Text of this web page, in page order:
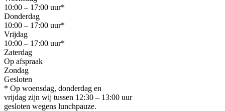
10:00 – 17:00 uur*
Donderdag
10:00 – 17:00 uur*
Vrijdag
10:00 – 17:00 uur*
Zaterdag
Op afspraak
Zondag
Gesloten
* Op woensdag, donderdag en
vrijdag zijn wij tussen 12:30 – 13:00 uur
gesloten wegens lunchpauze.